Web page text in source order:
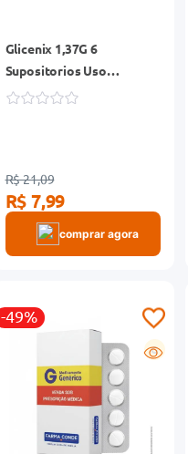
Glicenix 1,37G 6
Supositorios Uso
Pediátrico
R$ 21,09
R$ 7,99
comprar agora
-49%
G